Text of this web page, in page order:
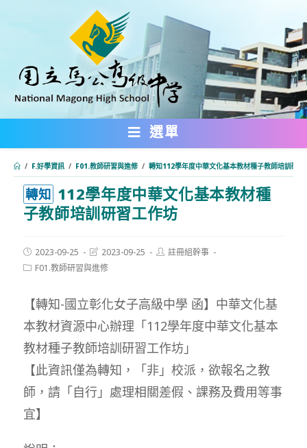
內
選單
/ F.好學資訊 / F01.教師研習與進修 / 轉知112學年度中華文化基本教材種子教師培訓研習
轉知 112學年度中華文化基本教材種
子教師培訓研習工作坊
Post
published:
2023-09-25
Post
last
modified:
2023-09-25
Post註冊組幹事
PostF01.教師研習與進修
【轉知-國立彰化女子高級中學 函】中華文化基
本教材資源中心辦理「112學年度中華文化基本
教材種子教師培訓研習工作坊」
【此資訊僅為轉知，「非」校派，欲報名之教
師，請「自行」處理相關差假、課務及費用等事
宜】